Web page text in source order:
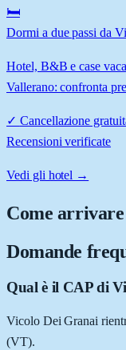
🛏️
Dormi a due passi da
Hotel, B&B e case
Vallerano: confronta
✓ Cancellazione
Recensioni verificate
Vedi gli hotel →
Come
Domande
Qual è il CAP di
Vicolo Dei Granai
(VT).